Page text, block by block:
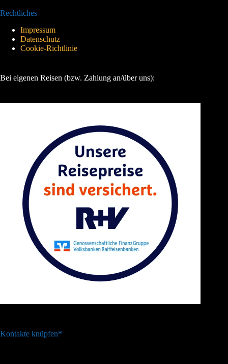
Rechtliches
Impressum
Datenschutz
Cookie-Richtlinie
Bei eigenen Reisen (bzw. Zahlung an/über uns):
Kontakte knüpfen*